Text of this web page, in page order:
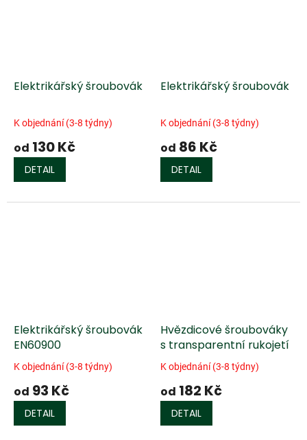
Elektrikářský šroubovák
K objednání (3-8 týdny)
od 130 Kč
DETAIL
Elektrikářský šroubovák
K objednání (3-8 týdny)
od 86 Kč
DETAIL
Elektrikářský šroubovák
EN60900
K objednání (3-8 týdny)
od 93 Kč
DETAIL
Hvězdicové šroubováky
s transparentní rukojetí
K objednání (3-8 týdny)
od 182 Kč
DETAIL